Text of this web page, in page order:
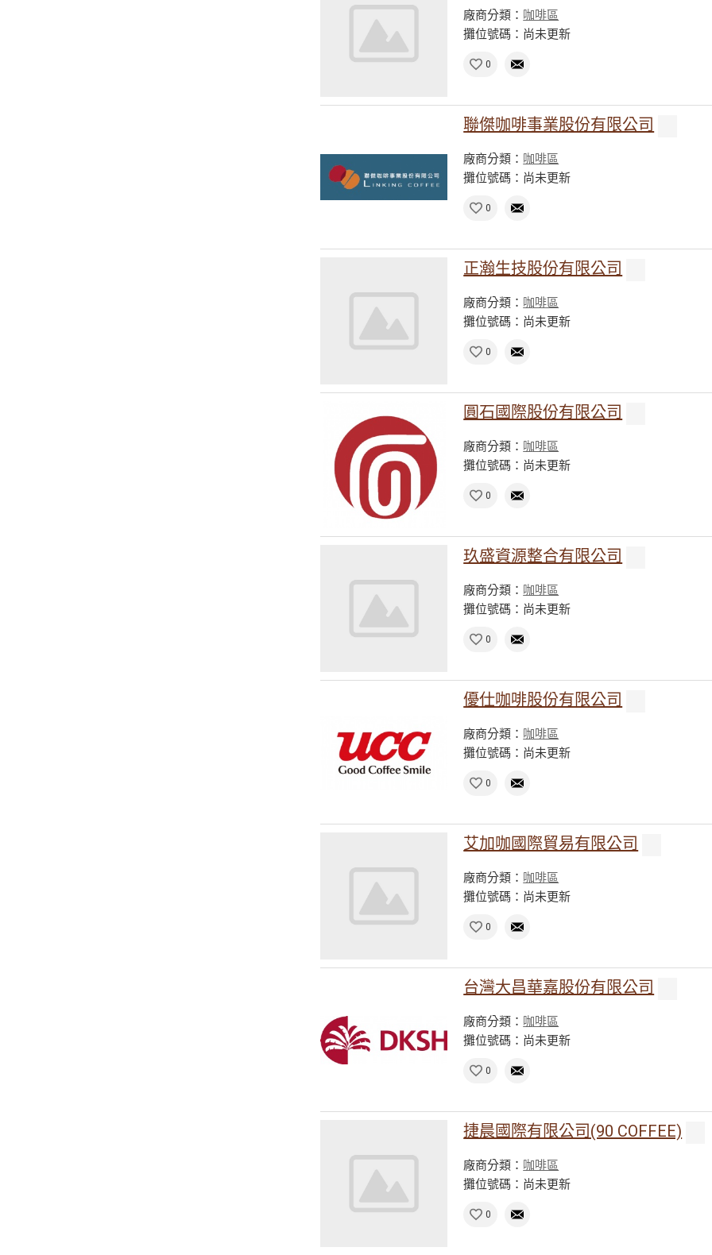
廠商分類： 咖啡區
攤位號碼：尚未更新
0
聯傑咖啡事業股份有限公司
廠商分類： 咖啡區
攤位號碼：尚未更新
0
正瀚生技股份有限公司
廠商分類： 咖啡區
攤位號碼：尚未更新
0
圓石國際股份有限公司
廠商分類： 咖啡區
攤位號碼：尚未更新
0
玖盛資源整合有限公司
廠商分類： 咖啡區
攤位號碼：尚未更新
0
優仕咖啡股份有限公司
廠商分類： 咖啡區
攤位號碼：尚未更新
0
艾加咖國際貿易有限公司
廠商分類： 咖啡區
攤位號碼：尚未更新
0
台灣大昌華嘉股份有限公司
廠商分類： 咖啡區
攤位號碼：尚未更新
0
捷晨國際有限公司(90 COFFEE)
廠商分類： 咖啡區
攤位號碼：尚未更新
0